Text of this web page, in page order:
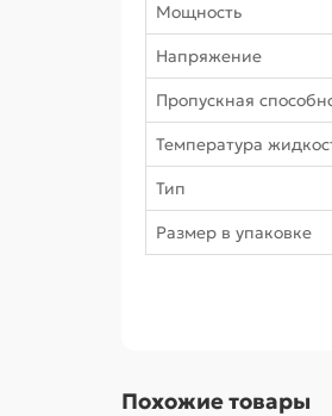
Мощность
Напряжение
Пропускная
Температура
Тип
Размер в упаковке
Похожие товары